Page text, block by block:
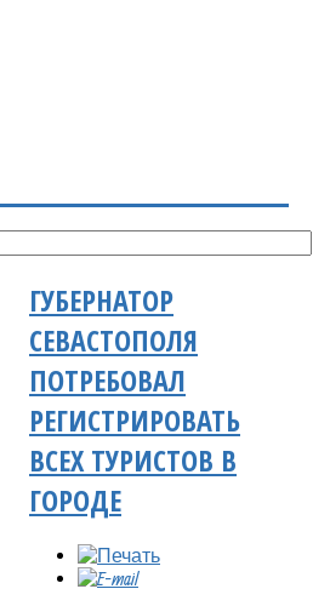
ГУБЕРНАТОР
СЕВАСТОПОЛЯ
ПОТРЕБОВАЛ
РЕГИСТРИРОВАТЬ
ВСЕХ ТУРИСТОВ В
ГОРОДЕ